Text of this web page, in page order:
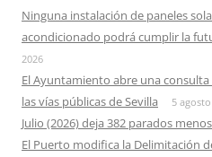
Ninguna instalación de paneles
acondicionado podrá cumplir la
2026
El Ayuntamiento abre una
las vías públicas de Sevilla
5
Julio (2026) deja 382 parados
El Puerto modifica la Delimitación